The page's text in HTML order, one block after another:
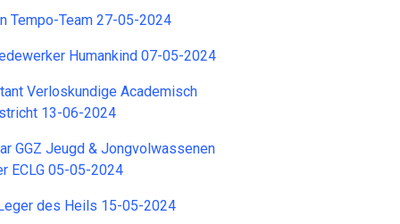
Tempo-Team 27-05-2024
Humankind 07-05-2024
Verloskundige Academisch
13-06-2024
GGZ Jeugd & Jongvolwassenen
ECLG 05-05-2024
des Heils 15-05-2024